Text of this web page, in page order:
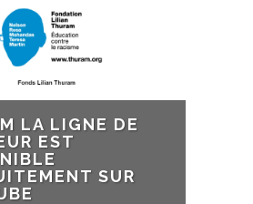
LA LIGNE DE
EST
SUR